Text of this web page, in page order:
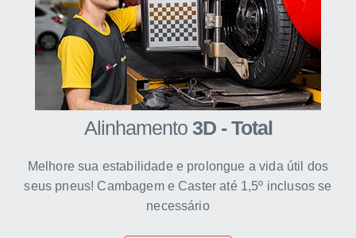
Alinhamento 3D - Total
Melhore sua estabilidade e prolongue a vida útil dos
seus pneus! Cambagem e Caster até 1,5º inclusos se
necessário